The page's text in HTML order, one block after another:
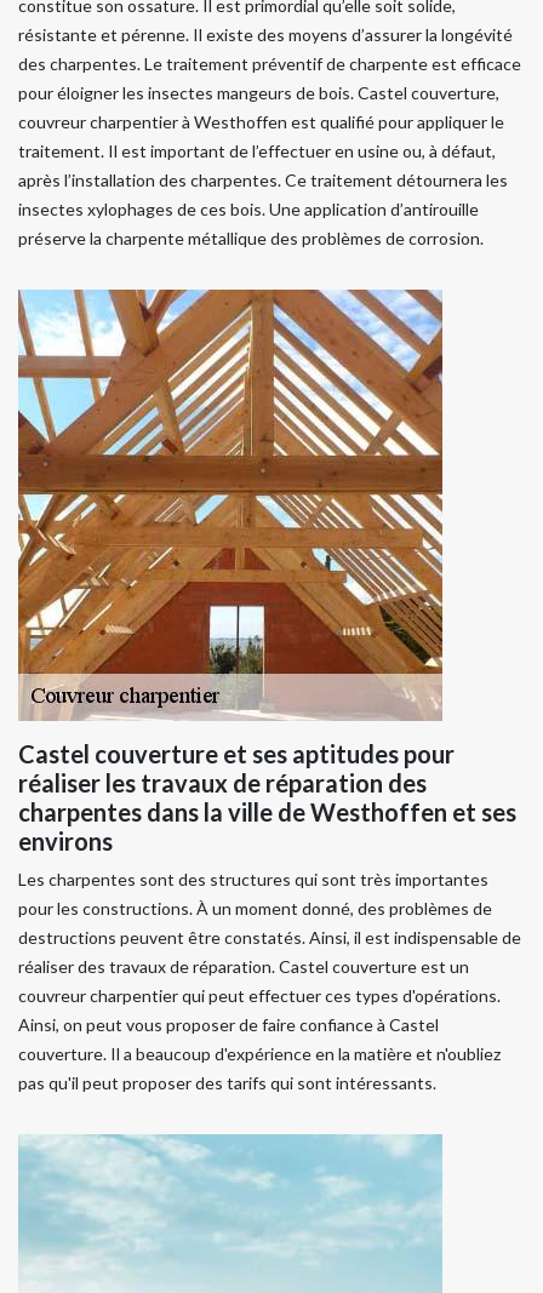
constitue son ossature. Il est primordial qu’elle soit solide,
résistante et pérenne. Il existe des moyens d’assurer la longévité
des charpentes. Le traitement préventif de charpente est efficace
pour éloigner les insectes mangeurs de bois. Castel couverture,
couvreur charpentier à Westhoffen est qualifié pour appliquer le
traitement. Il est important de l’effectuer en usine ou, à défaut,
après l’installation des charpentes. Ce traitement détournera les
insectes xylophages de ces bois. Une application d’antirouille
préserve la charpente métallique des problèmes de corrosion.
Castel couverture et ses aptitudes pour
réaliser les travaux de réparation des
charpentes dans la ville de Westhoffen et ses
environs
Les charpentes sont des structures qui sont très importantes
pour les constructions. À un moment donné, des problèmes de
destructions peuvent être constatés. Ainsi, il est indispensable de
réaliser des travaux de réparation. Castel couverture est un
couvreur charpentier qui peut effectuer ces types d'opérations.
Ainsi, on peut vous proposer de faire confiance à Castel
couverture. Il a beaucoup d'expérience en la matière et n'oubliez
pas qu'il peut proposer des tarifs qui sont intéressants.